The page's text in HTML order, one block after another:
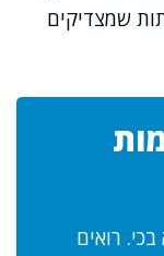
שמצדיקים
רואים